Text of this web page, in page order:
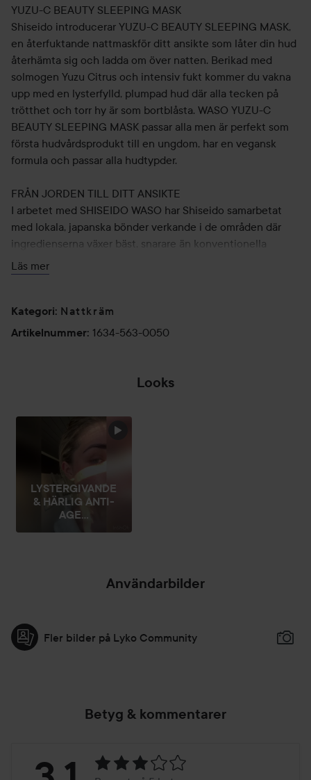
YUZU-C BEAUTY SLEEPING MASK
Shiseido introducerar YUZU-C BEAUTY SLEEPING MASK,
en återfuktande nattmaskför ditt ansikte som låter din hud
återhämta sig och ladda om över natten. Berikad med
solmogen Yuzu Citrus och intensiv fukt kommer du vakna
upp med en lysterfylld, plumpad hud där alla tecken på
trötthet och torr hy är som bortblåsta. WASO YUZU-C
BEAUTY SLEEPING MASK passar alla men är perfekt som
första hudvårdsprodukt till en ungdom, har en vegansk
formula och passar alla hudtypder.
FRÅN JORDEN TILL DITT ANSIKTE
I arbetet med SHISEIDO WASO har Shiseido samarbetat
med lokala, japanska bönder verkande i de områden där
ingredienserna växer bäst, snarare än konventionella
storskaliga leverantörer. Vilket leder till lokala, nya
arbetstillfällen och en hög kvalité på odlingarna.
HÅLLBARA FÖRPACKNINGAR
95% av WASOs burkar består av återvunnen plast och
natten. Rekommenderas att användas två gånger i veckan
för bästa resultat.
Läs mer
Kategori: Nattkräm
Artikelnummer: 1634-563-0050
Looks
HOPPA ÖVER SEKTIONEN
LYSTERGIVANDE
& HÄRLIG ANTI-
AGE...
Användarbilder
Fler bilder på Lyko Community
Betyg & kommentarer